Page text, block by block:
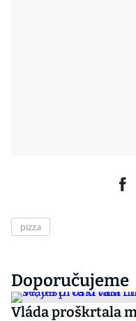
pizza
Doporučujeme
Vláda proškrtala